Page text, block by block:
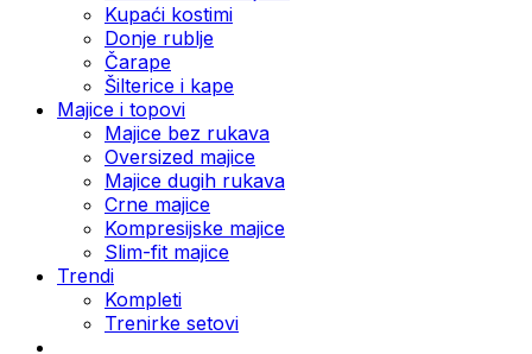
Kupaći kostimi
Donje rublje
Čarape
Šilterice i kape
Majice i topovi
Majice bez rukava
Oversized majice
Majice dugih rukava
Crne majice
Kompresijske majice
Slim-fit majice
Trendi
Kompleti
Trenirke setovi